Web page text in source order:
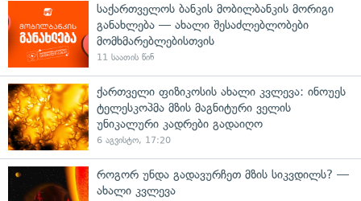
საქართველოს ბანკის მობილბანკის მორიგი
განახლება — ახალი შესაძლებლობები
მომხმარებლებისთვის
11 საათის წინ
ქართველი ფიზიკოსის ახალი კვლევა: ინოუეს
ტელესკოპმა მზის მაგნიტური ველის
უნიკალური კადრები გადაიღო
6 აგვისტო, 17:20
როგორ უნდა გადავურჩეთ მზის სიკვდილს? —
ახალი კვლევა